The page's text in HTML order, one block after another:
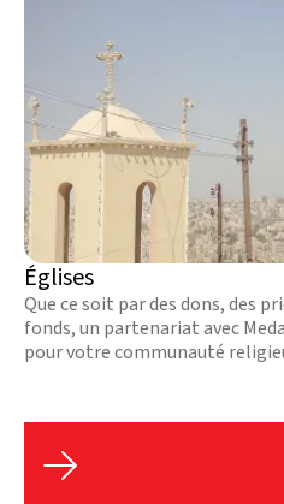
Églises
Que ce soit par des dons, des
fonds, un partenariat avec
pour votre communauté
